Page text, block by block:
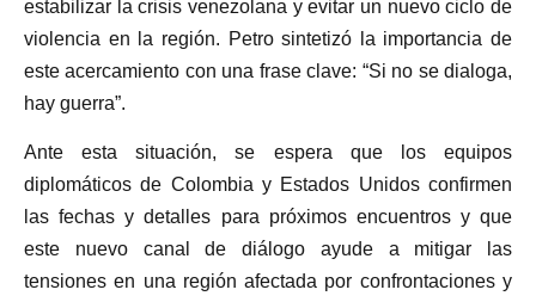
estabilizar la crisis venezolana y evitar un nuevo ciclo de
violencia en la región. Petro sintetizó la importancia de
este acercamiento con una frase clave: “Si no se dialoga,
hay guerra”.
Ante esta situación, se espera que los equipos
diplomáticos de Colombia y Estados Unidos confirmen
las fechas y detalles para próximos encuentros y que
este nuevo canal de diálogo ayude a mitigar las
tensiones en una región afectada por confrontaciones y